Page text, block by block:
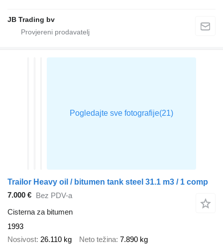
JB Trading bv
Trailor Heavy oil / bitumen tank steel 31.1 m3 / 1 comp
7.000 € Bez PDV-a
Cisterna za bitumen
1993
Nosivost 26.110 kg Neto težina 7.890 kg